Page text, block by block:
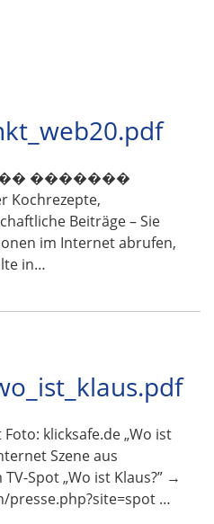
�������
Kochrezepte,
Beiträge – Sie
im Internet abrufen,
in…
klicksafe.de „Wo ist
Szene aus
Spot „Wo ist Klaus?” →
presse.php?site=spot …